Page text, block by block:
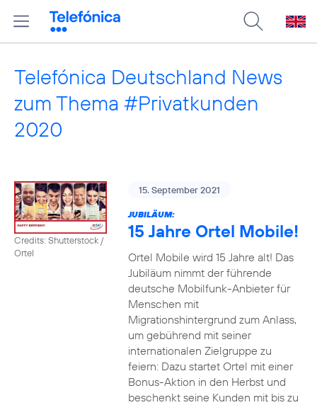
Telefónica Deutschland News
zum Thema #Privatkunden
2020
Credits: Shutterstock /
Ortel
15. September 2021
JUBILÄUM:
15 Jahre Ortel Mobile!
Ortel Mobile wird 15 Jahre alt! Das
Jubiläum nimmt der führende
deutsche Mobilfunk-Anbieter für
Menschen mit
Migrationshintergrund zum Anlass,
um gebührend mit seiner
internationalen Zielgruppe zu
feiern: Dazu startet Ortel mit einer
Bonus-Aktion in den Herbst und
beschenkt seine Kunden mit bis zu